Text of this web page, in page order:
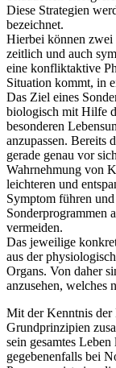
Diese Strategien
bezeichnet.
Hierbei können zwei
zeitlich und auch
eine konfliktaktive
Situation kommt, in
Das Ziel eines
biologisch mit Hilfe
besonderen
anzupassen. Bereits
gerade genau vor
Wahrnehmung von
leichteren und
Symptom führen
Sonderprogrammen
vermeiden.
Das jeweilige
aus der
Organs. Von daher
anzusehen, welches
Mit der Kenntnis der
Grundprinzipien
sein gesamtes
gegebenenfalls bei